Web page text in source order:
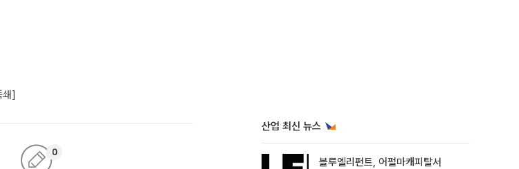
쇄]
0
산업 최신 뉴스
블루엘리펀트, 어펄마캐피탈서